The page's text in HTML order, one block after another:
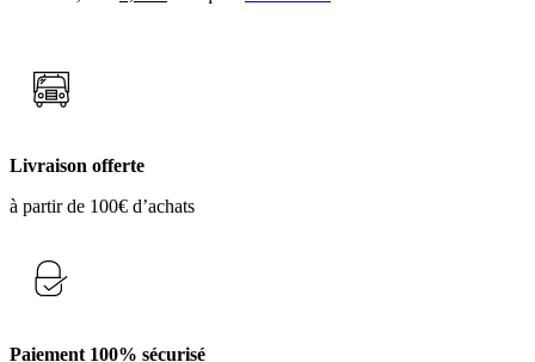
Livraison offerte
à partir de 100€ d’achats
Paiement 100% sécurisé